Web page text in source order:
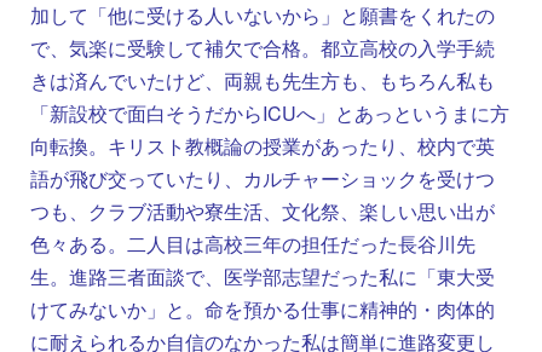
加して「他に受ける人いないから」と願書をくれたの
で、気楽に受験して補欠で合格。都立高校の入学手続
きは済んでいたけど、両親も先生方も、もちろん私も
「新設校で面白そうだからICUへ」とあっというまに方
向転換。キリスト教概論の授業があったり、校内で英
語が飛び交っていたり、カルチャーショックを受けつ
つも、クラブ活動や寮生活、文化祭、楽しい思い出が
色々ある。二人目は高校三年の担任だった長谷川先
生。進路三者面談で、医学部志望だった私に「東大受
けてみないか」と。命を預かる仕事に精神的・肉体的
に耐えられるか自信のなかった私は簡単に進路変更し